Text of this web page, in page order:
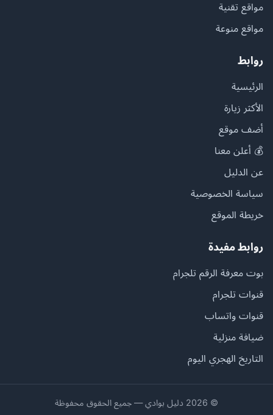
مواقع تقنية
مواقع منوعة
روابط
الرئيسية
الأكثر زيارة
أضف موقع
💰 أعلن معنا
عن الدليل
سياسة الخصوصية
خريطة الموقع
روابط مفيدة
بوت معرفة الرقم تلجرام
قنوات تلجرام
قنوات واتساب
ضيافة منزلية
التاريخ الهجري اليوم
© 2026 دليل بوادي — جميع الحقوق محفوظة